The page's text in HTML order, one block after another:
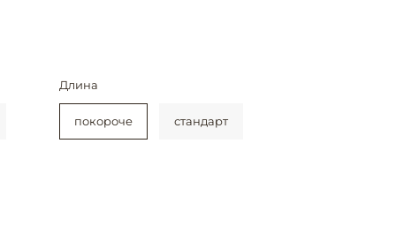
Длина
покороче стандарт